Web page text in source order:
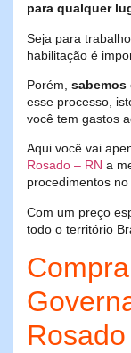
para qualquer
Seja para
habilitação é
Porém, sabemos
esse processo,
você tem gastos
Aqui você vai
Rosado – RN a
procedimentos
Com um preço
todo o território